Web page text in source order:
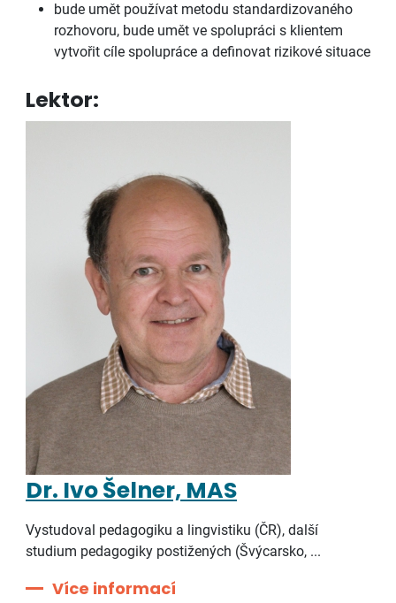
bude umět používat metodu standardizovaného
rozhovoru, bude umět ve spolupráci s klientem
vytvořit cíle spolupráce a definovat rizikové situace
Lektor:
Dr. Ivo Šelner, MAS
Vystudoval pedagogiku a lingvistiku (ČR), další
studium pedagogiky postižených (Švýcarsko, ...
Více informací